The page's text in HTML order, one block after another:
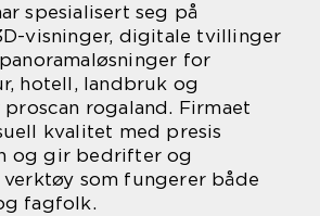
spesialisert seg på
visninger, digitale tvillinger
for
hotell, landbruk og
rogaland. Firmaet
kvalitet med presis
og gir bedrifter og
verktøy som fungerer både
fagfolk.